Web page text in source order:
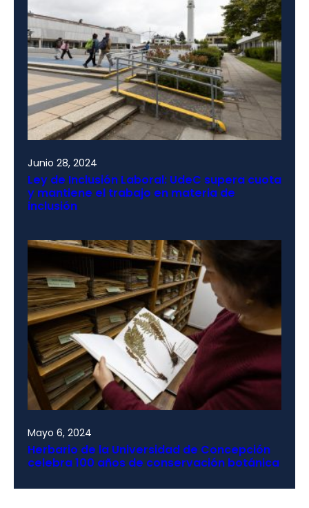
Junio 28, 2024
Ley de Inclusión Laboral: UdeC supera cuota
y mantiene el trabajo en materia de
inclusión
Mayo 6, 2024
Herbario de la Universidad de Concepción
celebra 100 años de conservación botánica